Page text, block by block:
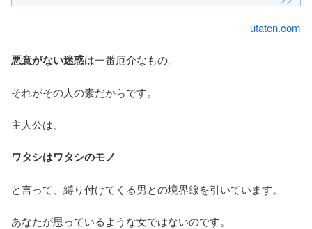
utaten.com
悪意がない迷惑は一番厄介なもの。
それがその人の素だからです。
主人公は、
ワタシはワタシのモノ
と言って、縛り付けてくる男との境界線を引いています。
あなたが思っているような女ではないのです。